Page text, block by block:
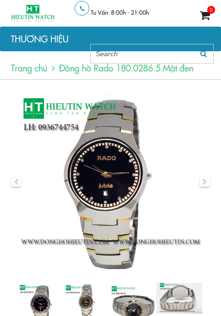
Tư Vấn: 8:00h - 21:00h 0
THƯƠNG HIỆU
Trang chủ Đồng hồ Rado 180.0286.5 Mặt đen